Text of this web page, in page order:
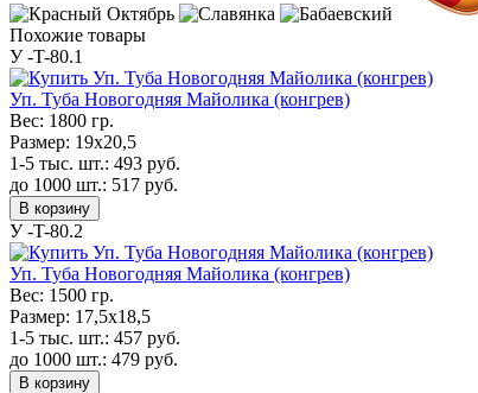
Похожие товары
У -T-80.1
Уп. Туба Новогодняя Майолика (конгрев)
Вес: 1800 гр.
Размер: 19x20,5
1-5 тыс. шт.: 493 руб.
до 1000 шт.: 517 руб.
В корзину
У -T-80.2
Уп. Туба Новогодняя Майолика (конгрев)
Вес: 1500 гр.
Размер: 17,5x18,5
1-5 тыс. шт.: 457 руб.
до 1000 шт.: 479 руб.
В корзину